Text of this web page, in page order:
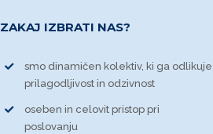
ZAKAJ IZBRATI NAS?
smo dinamičen kolektiv, ki ga odlikuje
prilagodljivost in odzivnost
oseben in celovit pristop pri
poslovanju